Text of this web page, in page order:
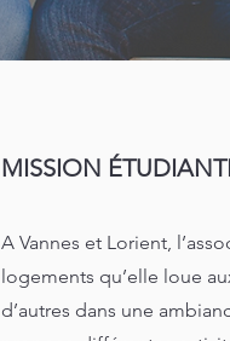
MISSION
A Vannes et Lorient,
logements qu’elle loue
d’autres dans une